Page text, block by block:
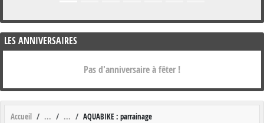
Accueil AQUABIKE : parrainage
LES ANNIVERSAIRES
Pas d'anniversaire à fêter !